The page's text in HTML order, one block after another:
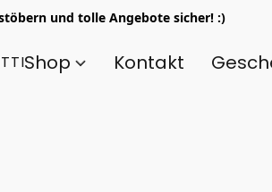
und tolle Angebote sicher! :)
Shop Kontakt